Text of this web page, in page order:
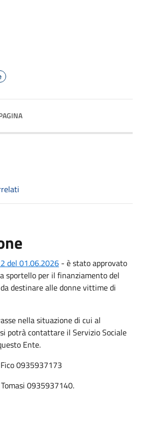
del 01.06.2026 - è stato approvato
sportello per il finanziamento del
destinare alle donne vittime di
nella situazione di cui al
potrà contattare il Servizio Sociale
Ente.
0935937173
0935937140.